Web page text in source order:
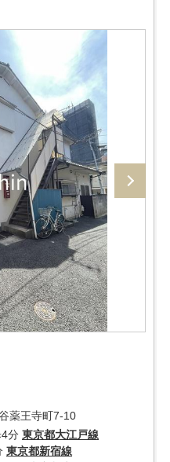
薬王寺町7-10
分 東京都大江戸線
東京都新宿線